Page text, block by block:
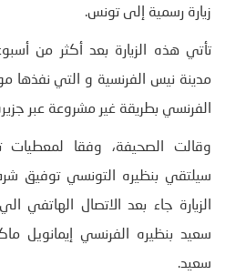
زيارة رسمية إلى تونس.
تأتي هذه الزيارة بعد أكثر من
مدينة نيس الفرنسية و التي نفذها
الفرنسي بطريقة غير مشروعة عبر جزيرة
وقالت الصحيفة، وفقا لمعطيات
سيلتقي بنظيره التونسي توفيق
الزيارة جاء بعد الاتصال
سعيد بنظيره الفرنسي إيمانويل
سعيد.